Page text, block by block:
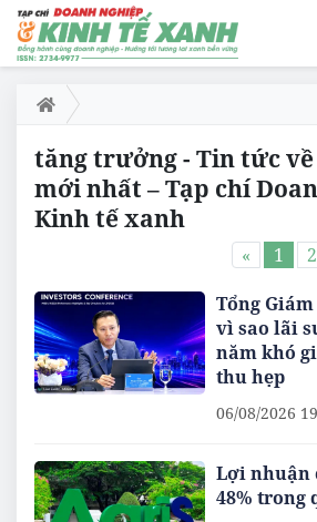
tăng trưởng - Tin tức
mới nhất – Tạp chí
Kinh tế xanh
« 1 2
Tổng
vì sao lãi
năm khó
thu hẹp
06/08/2026
Lợi nhuận
48% trong